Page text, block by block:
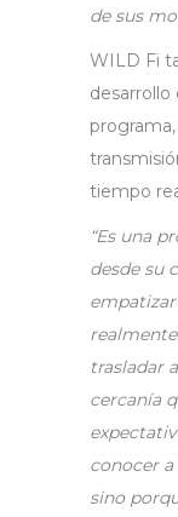
de sus
WILD Fi
tiempo
“Es una
desde su
trasladar
cercanía
conocer
sino